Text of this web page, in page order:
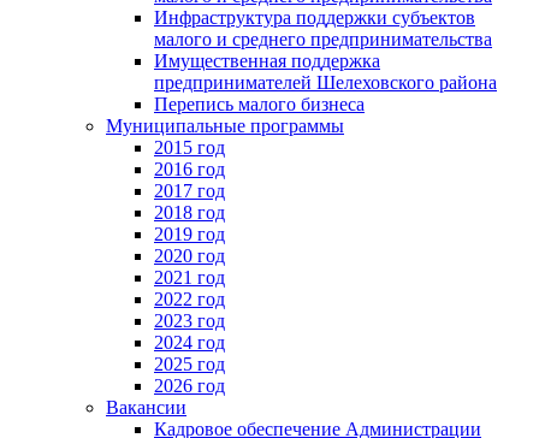
Инфраструктура поддержки субъектов
малого и среднего предпринимательства
Имущественная поддержка
предпринимателей Шелеховского района
Перепись малого бизнеса
Муниципальные программы
2015 год
2016 год
2017 год
2018 год
2019 год
2020 год
2021 год
2022 год
2023 год
2024 год
2025 год
2026 год
Вакансии
Кадровое обеспечение Администрации